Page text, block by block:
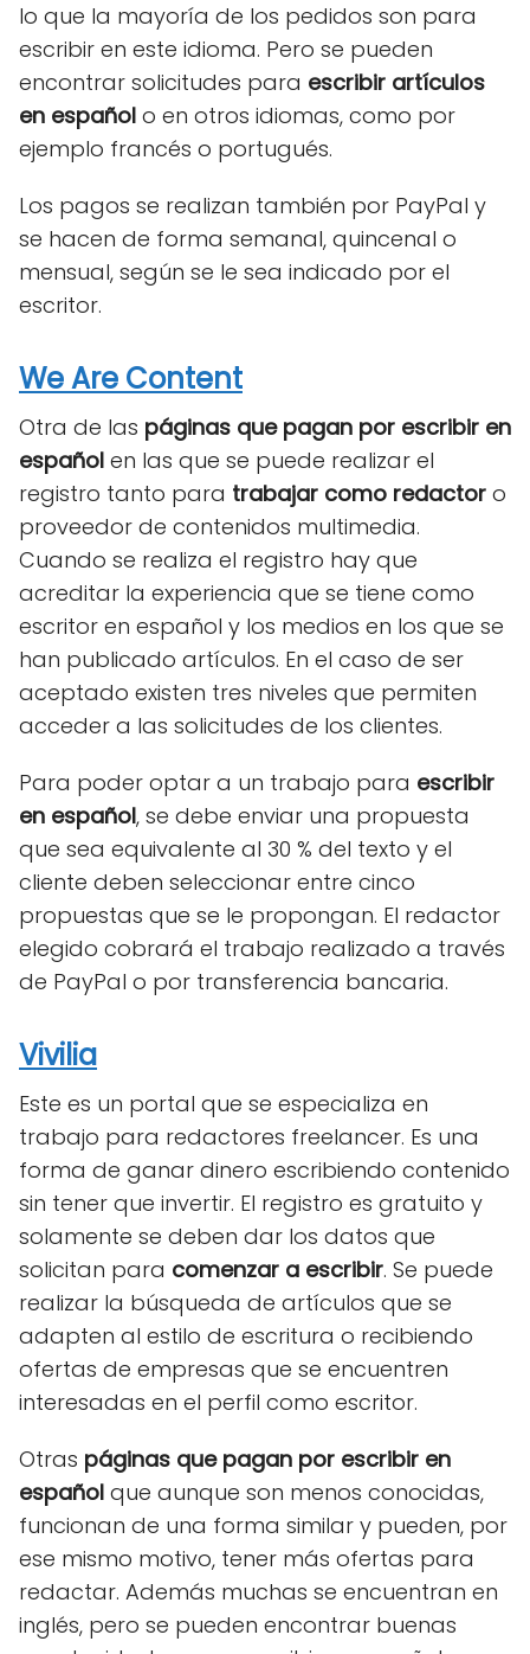
lo que la mayoría de los pedidos son para
escribir en este idioma. Pero se pueden
encontrar solicitudes para escribir artículos
en español o en otros idiomas, como por
ejemplo francés o portugués.
Los pagos se realizan también por PayPal y
se hacen de forma semanal, quincenal o
mensual, según se le sea indicado por el
escritor.
We Are Content
Otra de las páginas que pagan por escribir en
español en las que se puede realizar el
registro tanto para trabajar como redactor o
proveedor de contenidos multimedia.
Cuando se realiza el registro hay que
acreditar la experiencia que se tiene como
escritor en español y los medios en los que se
han publicado artículos. En el caso de ser
aceptado existen tres niveles que permiten
acceder a las solicitudes de los clientes.
Para poder optar a un trabajo para escribir
en español, se debe enviar una propuesta
que sea equivalente al 30 % del texto y el
cliente deben seleccionar entre cinco
propuestas que se le propongan. El redactor
elegido cobrará el trabajo realizado a través
de PayPal o por transferencia bancaria.
Vivilia
Este es un portal que se especializa en
trabajo para redactores freelancer. Es una
forma de ganar dinero escribiendo contenido
sin tener que invertir. El registro es gratuito y
solamente se deben dar los datos que
solicitan para comenzar a escribir. Se puede
realizar la búsqueda de artículos que se
adapten al estilo de escritura o recibiendo
ofertas de empresas que se encuentren
interesadas en el perfil como escritor.
Otras páginas que pagan por escribir en
español que aunque son menos conocidas,
funcionan de una forma similar y pueden, por
ese mismo motivo, tener más ofertas para
redactar. Además muchas se encuentran en
inglés, pero se pueden encontrar buenas